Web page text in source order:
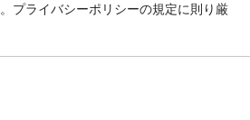
プライバシーポリシーの規定に則り厳